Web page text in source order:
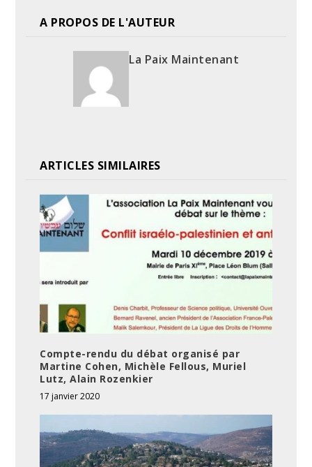
A PROPOS DE L'AUTEUR
La Paix Maintenant
ARTICLES SIMILAIRES
Compte-rendu du débat organisé par
Martine Cohen, Michèle Fellous, Muriel
Lutz, Alain Rozenkier
17 janvier 2020